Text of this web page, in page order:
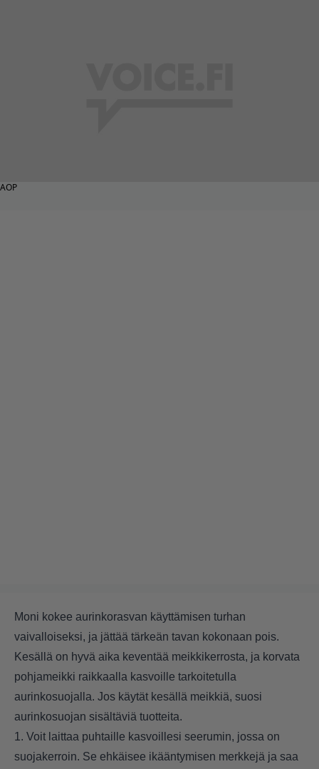
AOP
Moni kokee aurinkorasvan käyttämisen turhan
vaivalloiseksi, ja jättää tärkeän tavan kokonaan pois.
Kesällä on hyvä aika keventää meikkikerrosta, ja korvata
pohjameikki raikkaalla kasvoille tarkoitetulla
aurinkosuojalla. Jos käytät kesällä meikkiä, suosi
aurinkosuojan sisältäviä tuotteita.
1. Voit laittaa puhtaille kasvoillesi seerumin, jossa on
suojakerroin. Se ehkäisee ikääntymisen merkkejä ja saa